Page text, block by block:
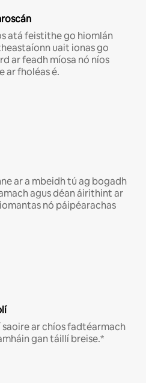
atá feistithe go hiomlán
uait ionas go
ar feadh míosa nó níos
ar fholéas é.
ar a mbeidh tú ag bogadh
agus déan áirithint ar
nó páipéarachas
ar chíos fadtéarmach
gan táillí breise.*